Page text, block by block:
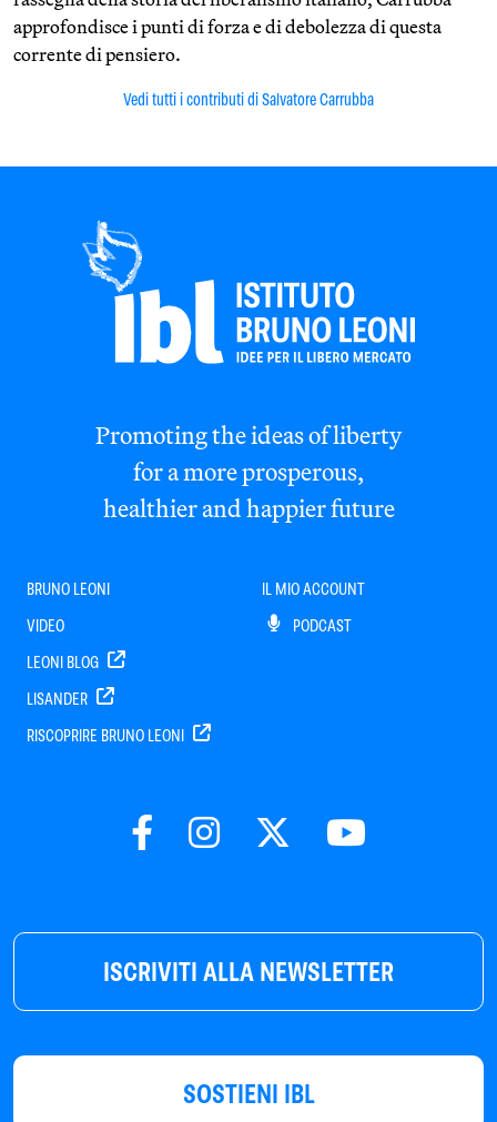
approfondisce i punti di forza e di debolezza di questa
corrente di pensiero.
Vedi tutti i contributi di Salvatore Carrubba
ISCRIVITI ALLA NEWSLETTER
SOSTIENI IBL
Promoting the ideas of liberty
for a more prosperous,
healthier and happier future
BRUNO LEONI
VIDEO
LEONI BLOG
LISANDER
RISCOPRIRE BRUNO LEONI
IL MIO ACCOUNT
PODCAST